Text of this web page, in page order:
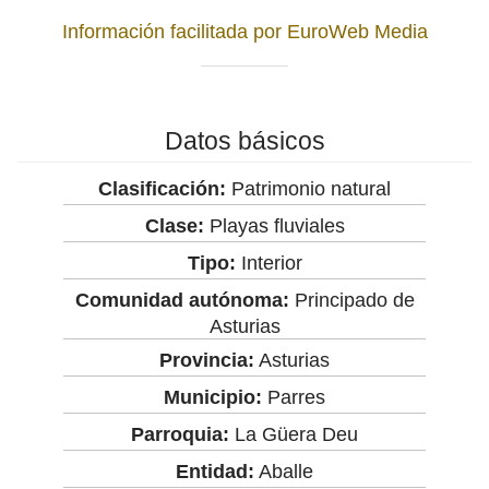
Información facilitada por EuroWeb Media
Datos básicos
Clasificación: Patrimonio natural
Clase: Playas fluviales
Tipo: Interior
Comunidad autónoma: Principado de
Asturias
Provincia: Asturias
Municipio: Parres
Parroquia: La Güera Deu
Entidad: Aballe